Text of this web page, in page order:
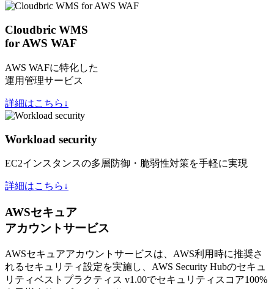
Cloudbric WMS
for AWS WAF
AWS WAFに特化した
運用管理サービス
詳細はこちら↓
Workload security
EC2インスタンスの多層防御・脆弱性対策を手軽に実現
詳細はこちら↓
AWSセキュア
アカウントサービス
AWSセキュアアカウントサービスは、AWS利用時に推奨さ
れるセキュリティ設定を実施し、AWS Security Hubのセキュ
リティベストプラクティス v1.00でセキュリティスコア100%